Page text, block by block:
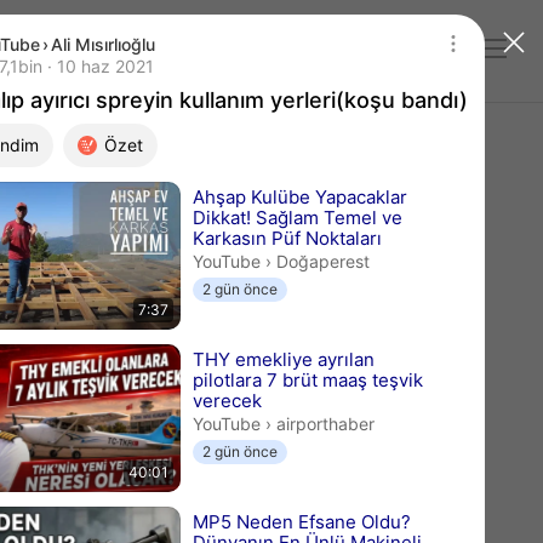
ayırıcı spreyin kullanım yerleri(koşu bandı)
›Ali Mısırlıoğlu
bin izleme
Yayın tarihi 10 haz 2021
10 haz 2021
ayırıcı spreyin kullanım yerleri(koşu bandı)
Özet
videolar
7:37
Ahşap Kulübe Yapacaklar
Dikkat! Sağlam Temel ve
Karkasın Püf Noktaları
YouTube › Doğaperest.
Doğaperest
2 gün önce
40:01
THY emekliye ayrılan
pilotlara 7 brüt maaş teşvik
verecek
YouTube › airporthaber.
airporthaber
2 gün önce
MP5 Neden Efsane Oldu?